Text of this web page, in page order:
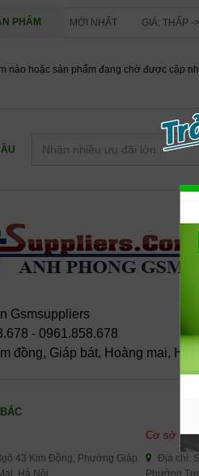
PHẨM MỚI NHẤT GIÁ: THẤP -
nào hoặc sản phẩm đang chờ được cập
Gsmsuppliers
- 0961.858.678
đồng, Giáp bát, Hoàng mai, Hà
43 Kim Đồng, Phường Giáp
Hà Nội
Cơ sở 2
Địa chỉ:
Phường